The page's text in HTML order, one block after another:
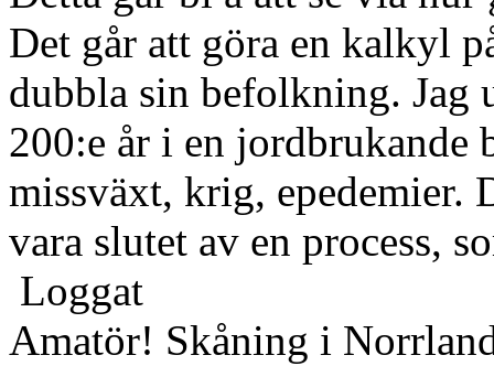
Det går att göra en kalkyl
dubbla sin befolkning. Jag
200:e år i en
missväxt, krig, epedemier.
vara slutet av en process,
Loggat
Amatör! Skåning i